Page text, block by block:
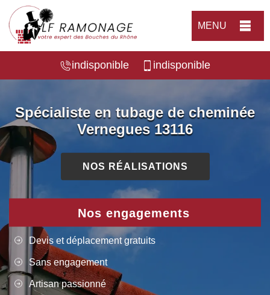
MENU
indisponible indisponible
Spécialiste en tubage de cheminée
Vernegues 13116
NOS RÉALISATIONS
Nos engagements
Devis et déplacement gratuits
Sans engagement
Artisan passionné